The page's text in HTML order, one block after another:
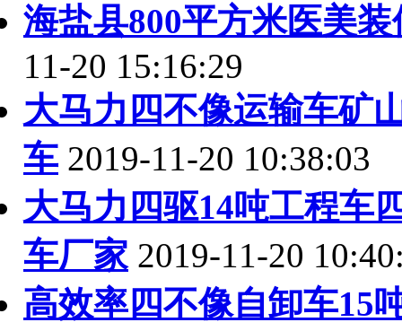
海盐县800平方米医美
11-20 15:16:29
大马力四不像运输车矿
车 2019-11-20 10:38:03
大马力四驱14吨工程车
车厂家 2019-11-20
高效率四不像自卸车15